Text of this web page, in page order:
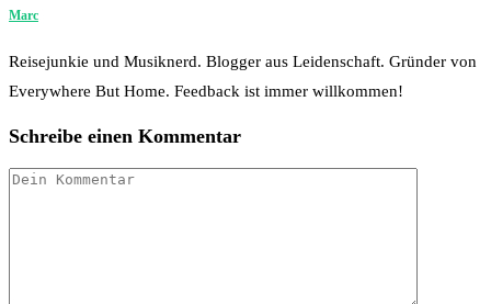
Marc
Reisejunkie und Musiknerd. Blogger aus Leidenschaft. Gründer von
Everywhere But Home. Feedback ist immer willkommen!
Schreibe einen Kommentar